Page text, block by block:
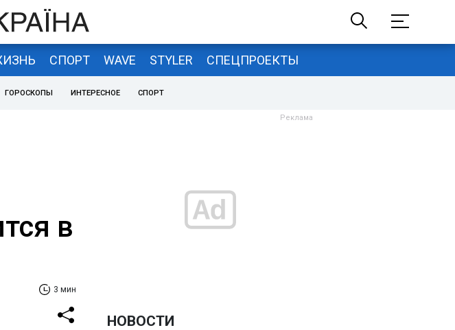
СПОРТ WAVE STYLER СПЕЦПРОЕКТЫ
ГОРОСКОПЫ ИНТЕРЕСНОЕ СПОРТ
в
3 мин
НОВОСТИ